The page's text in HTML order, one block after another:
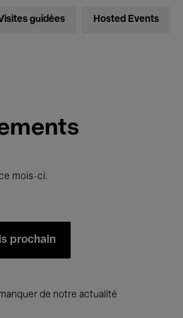
guidées Hosted Events
mois-ci.
prochain
de notre actualité